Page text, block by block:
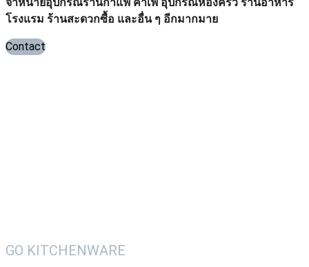
โรงแรม ร้านสะดวกซื้อ และอื่น ๆ อีกมากมาย
Contact
GO KITCHENWARE